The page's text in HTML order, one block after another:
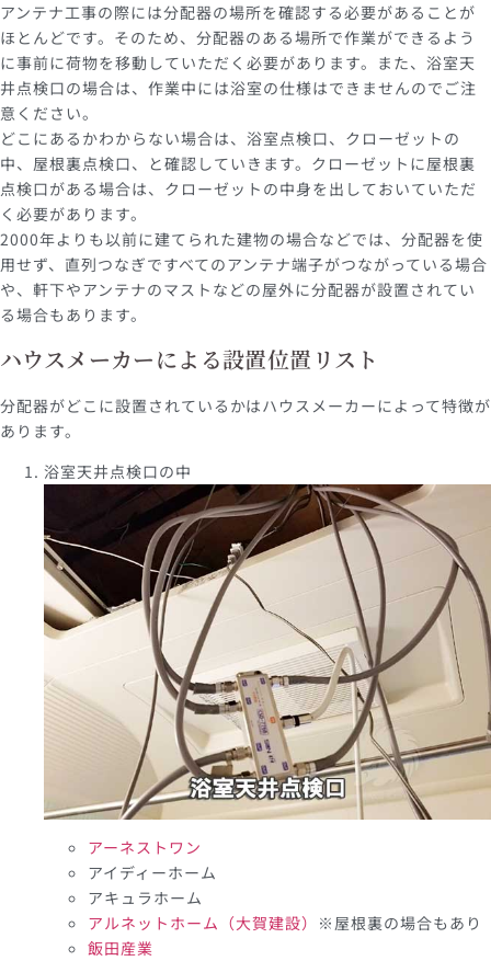
アンテナ工事の際には分配器の場所を確認する必要があることが
ほとんどです。そのため、分配器のある場所で作業ができるよう
に事前に荷物を移動していただく必要があります。また、浴室天
井点検口の場合は、作業中には浴室の仕様はできませんのでご注
意ください。
どこにあるかわからない場合は、浴室点検口、クローゼットの
中、屋根裏点検口、と確認していきます。クローゼットに屋根裏
点検口がある場合は、クローゼットの中身を出しておいていただ
く必要があります。
2000年よりも以前に建てられた建物の場合などでは、分配器を使
用せず、直列つなぎですべてのアンテナ端子がつながっている場合
や、軒下やアンテナのマストなどの屋外に分配器が設置されてい
る場合もあります。
ハウスメーカーによる設置位置リスト
分配器がどこに設置されているかはハウスメーカーによって特徴が
あります。
浴室天井点検口の中
アーネストワン
アイディーホーム
アキュラホーム
アルネットホーム（大賀建設） ※屋根裏の場合もあり
飯田産業